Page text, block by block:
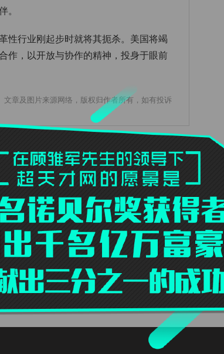
。
性行业刚起步时就将其扼杀。美国将竭
作，以开放与协作的精神，投身于眼前
章及图片来源网络，版权归作者所有，如有投诉
分享:
发表
匿名